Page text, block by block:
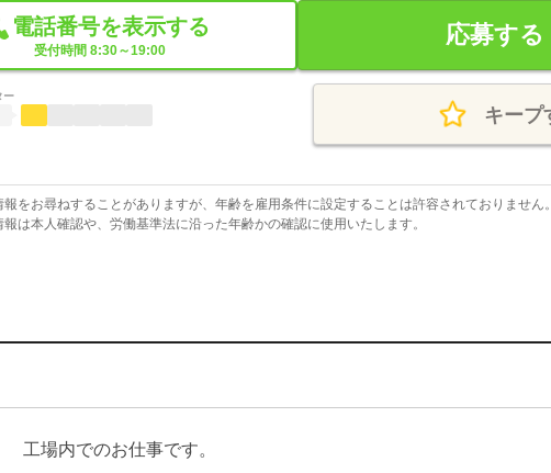
電話番号を表示する
受付時間 8:30～19:00
応募する
ー
キープ
をお尋ねすることがありますが、年齢を雇用条件に設定することは許容されておりません
は本人確認や、労働基準法に沿った年齢かの確認に使用いたします。
工場内でのお仕事です。